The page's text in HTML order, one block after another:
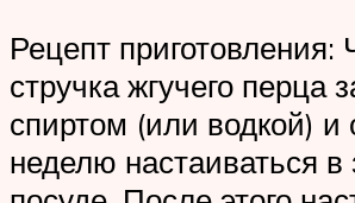
Рецепт приготовления:
стручка жгучего перца
спиртом (или водкой) и
неделю настаиваться в